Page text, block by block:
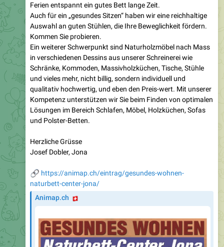
Ferien entspannt ein gutes Bett lange Zeit.
Auch für ein „gesundes Sitzen“ haben wir eine reichhaltige
Auswahl an guten Stühlen, die Ihre Beweglichkeit fördern.
Kommen Sie probieren.
Ein weiterer Schwerpunkt sind Naturholzmöbel nach Mass
in verschiedenen Dessins aus unserer Schreinerei wie
Schränke, Kommoden, Massivholzküchen, Tische, Stühle
und vieles mehr, nicht billig, sondern individuell und
qualitativ hochwertig, und eben den Preis-wert. Mit unserer
Kompetenz unterstützen wir Sie beim Finden von optimalen
Lösungen im Bereich Schlafen, Möbel, Holzküchen, Sofas
und Polster-Betten.
Herzliche Grüsse
Josef Dobler, Jona
https://animap.ch/eintrag/gesundes-wohnen-
naturbett-center-jona/
Animap.ch
🇨🇭